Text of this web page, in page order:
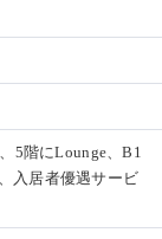
5階にLounge、B1
入居者優遇サービ